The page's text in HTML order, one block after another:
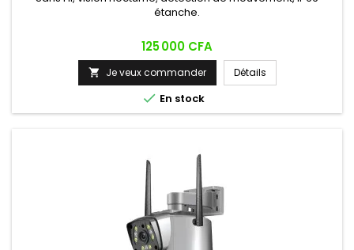
étanche.
Prix
125 000 CFA
 Je veux commander Détails
 En stock